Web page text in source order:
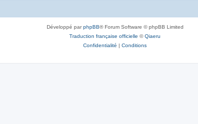
Développé parphpBB® Forum Software © phpBB Limited
Traduction française officielle ©Qiaeru
Confidentialité | Conditions